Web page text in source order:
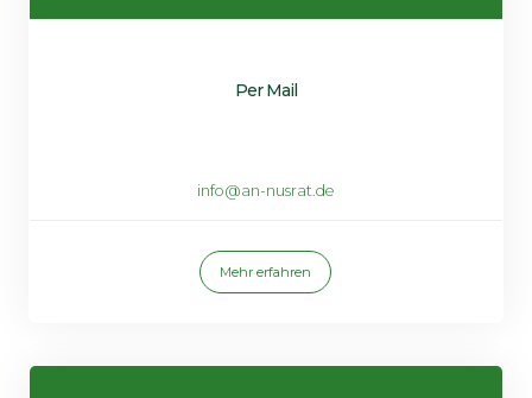
Per Mail
info@an-nusrat.de
Mehr erfahren